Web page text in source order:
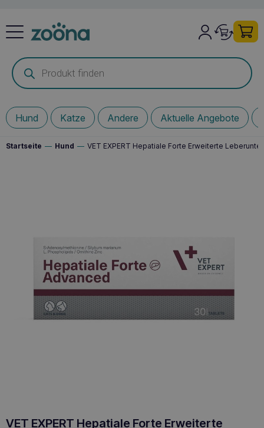
Products
search
Hund Katze Andere Aktuelle Angebote
Startseite — Hund — VET EXPERT Hepatiale Forte Erweiterte
VET EXPERT Hepatiale Forte Erweiterte